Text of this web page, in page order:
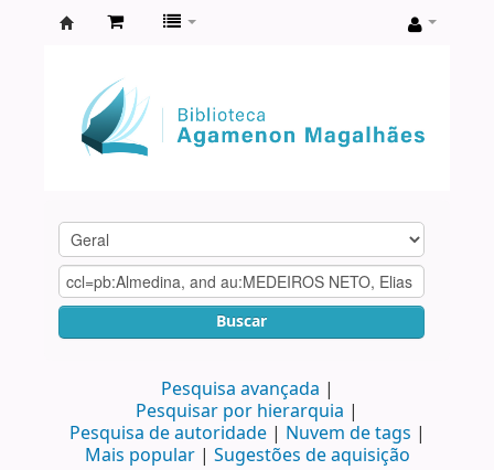
Agamenon
Magalhães
Buscar
Pesquisa avançada
Pesquisar por hierarquia
Pesquisa de autoridade
Nuvem de tags
Mais popular
Sugestões de aquisição